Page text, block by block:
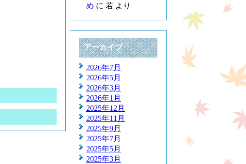
め に 若 より
アーカイブ
2026年7月
2026年5月
2026年3月
2026年1月
2025年12月
2025年11月
2025年9月
2025年7月
2025年5月
2025年3月